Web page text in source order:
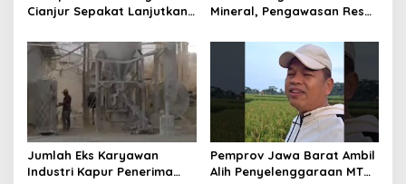
Cianjur Sepakat Lanjutkan
Percepat Pertumbuhan
Ekonomi Daerah
Mineral, Pengawasan Resmi
Jumlah Eks Karyawan
Industri Kapur Penerima
Pemprov Jawa Barat Ambil
Alih Penyelenggaraan MTQ